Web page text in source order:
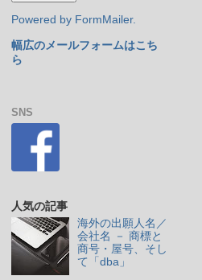
Powered by FormMailer.
幅広のメールフォームはこち
ら
SNS
人気の記事
海外の出願人名／
会社名 － 商標と
商号・屋号、そし
て「dba」